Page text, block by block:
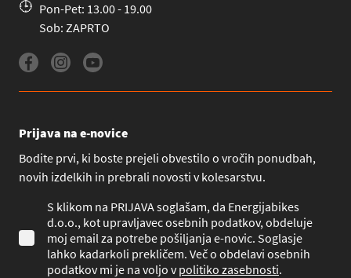
Pon-Pet: 13.00 - 19.00
Sob: ZAPRTO
Prijava na e-novice
Bodite prvi, ki boste prejeli obvestilo o vročih ponudbah,
novih izdelkih in prebrali novosti v kolesarstvu.
S klikom na PRIJAVA soglašam, da Energijabikes
d.o.o., kot upravljavec osebnih podatkov, obdeluje
moj email za potrebe pošiljanja e-novic. Soglasje
lahko kadarkoli prekličem. Več o obdelavi osebnih
podatkov mi je na voljo vpolitiko zasebnosti.